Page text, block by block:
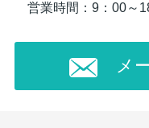
営業時間：9：00～
メ